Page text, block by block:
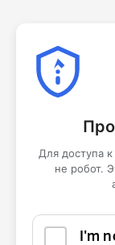
Для доступа
не робот.